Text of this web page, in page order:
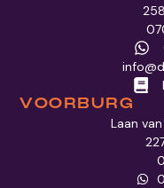
VOORBURG
Laan